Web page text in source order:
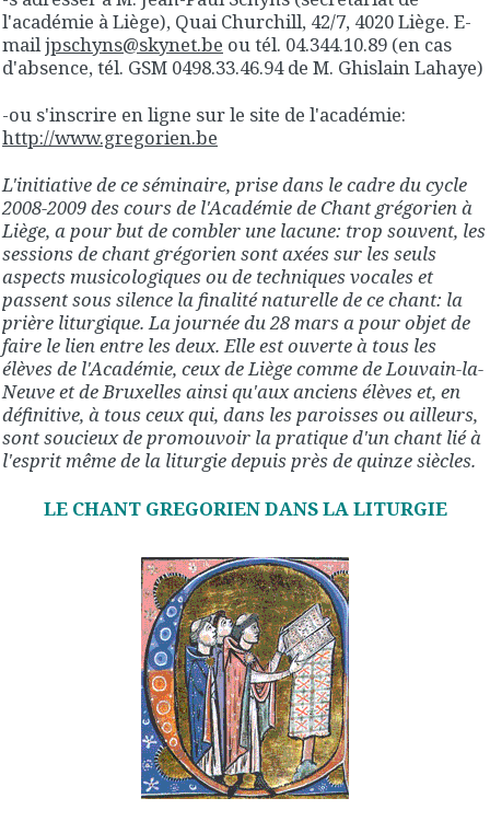
l'académie à Liège), Quai Churchill, 42/7, 4020 Liège. E-
mailjpschyns@skynet.be ou tél. 04.344.10.89 (en cas
d'absence, tél. GSM 0498.33.46.94 de M. Ghislain Lahaye)
-ou s'inscrire en ligne sur le site de l'académie:
http://www.gregorien.be
L'initiative de ce séminaire, prise dans le cadre du cycle
2008-2009 des cours de l'Académie de Chant grégorien à
Liège, a pour but de combler une lacune: trop souvent, les
sessions de chant grégorien sont axées sur les seuls
aspects musicologiques ou de techniques vocales et
passent sous silence la finalité naturelle de ce chant: la
prière liturgique. La journée du 28 mars a pour objet de
faire le lien entre les deux. Elle est ouverte à tous les
élèves de l'Académie, ceux de Liège comme de Louvain-la-
Neuve et de Bruxelles ainsi qu'aux anciens élèves et, en
définitive, à tous ceux qui, dans les paroisses ou ailleurs,
sont soucieux de promouvoir la pratique d'un chant lié à
l'esprit même de la liturgie depuis près de quinze siècles.
LE CHANT GREGORIEN DANS LA LITURGIE